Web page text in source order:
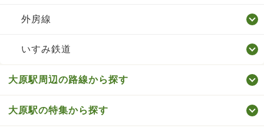
外房線
いすみ鉄道
大原駅周辺の路線から探す
大原駅の特集から探す